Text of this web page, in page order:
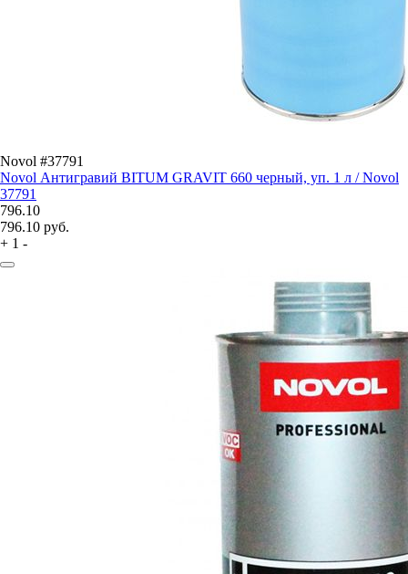
Novol #37791
Novol Антигравий BITUM GRAVIT 660 черный, уп. 1 л / Novol
37791
796.10
796.10 руб.
+ 1 -